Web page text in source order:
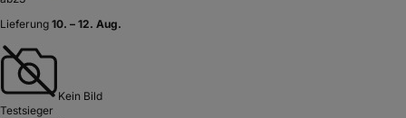
Lieferung 10. – 12. Aug.
Kein Bild
Testsieger